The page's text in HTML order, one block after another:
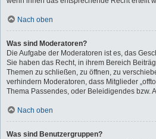
Nach oben
Was sind Moderatoren?
Die Aufgabe der Moderatoren ist es, das
Sie haben das Recht, in ihrem Bereich
Themen zu schließen, zu öffnen, zu
verhindern Moderatoren, dass Mitglieder
Thema Passendes, oder Beleidigendes bzw.
Nach oben
Was sind Benutzergruppen?